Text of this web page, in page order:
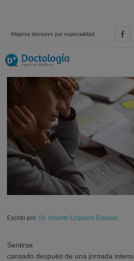
Mejores doctores por especialidad
Síndrome del trabajador
Escrito por: Dr. Vicente Ezquerro Esteban
Sentirse
cansado después de una jornada